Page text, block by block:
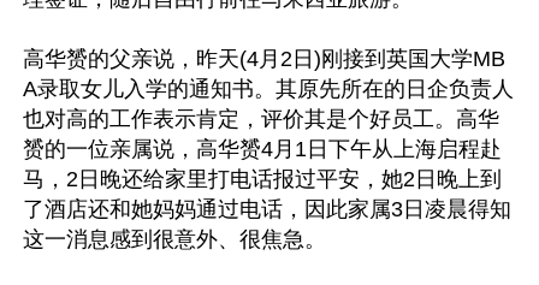
高华赟的父亲说，昨天(4月2日)刚接到英国大学MB
A录取女儿入学的通知书。其原先所在的日企负责人
也对高的工作表示肯定，评价其是个好员工。高华
赟的一位亲属说，高华赟4月1日下午从上海启程赴
马，2日晚还给家里打电话报过平安，她2日晚上到
了酒店还和她妈妈通过电话，因此家属3日凌晨得知
这一消息感到很意外、很焦急。